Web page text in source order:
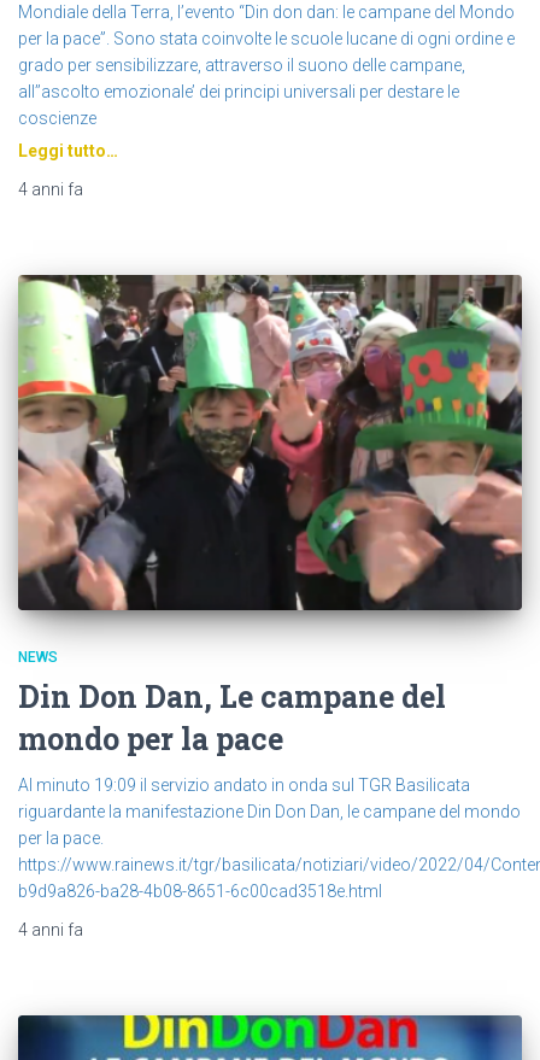
Mondiale della Terra, l’evento “Din don dan: le campane del Mondo
per la pace”. Sono stata coinvolte le scuole lucane di ogni ordine e
grado per sensibilizzare, attraverso il suono delle campane,
all’’ascolto emozionale’ dei principi universali per destare le
coscienze
Leggi tutto…
4 anni fa
NEWS
Din Don Dan, Le campane del
mondo per la pace
Al minuto 19:09 il servizio andato in onda sul TGR Basilicata
riguardante la manifestazione Din Don Dan, le campane del mondo
per la pace.
https://www.rainews.it/tgr/basilicata/notiziari/video/2022/04/
b9d9a826-ba28-4b08-8651-6c00cad3518e.html
4 anni fa